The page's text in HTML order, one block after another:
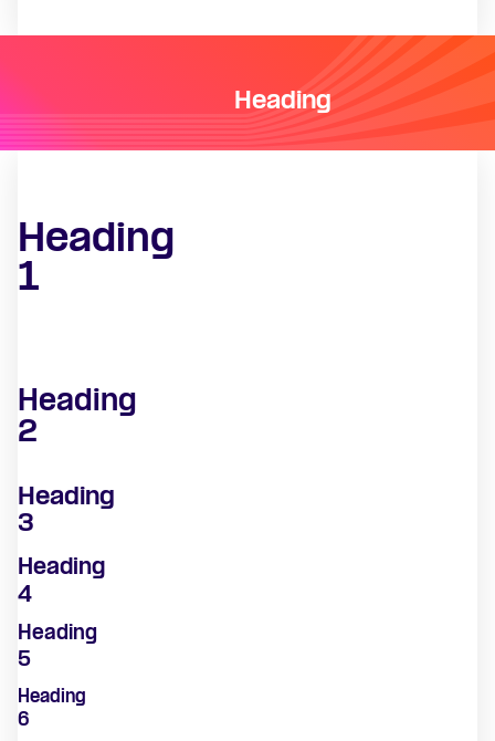
Heading
Heading
1
Heading
2
Heading
3
Heading
4
Heading
5
Heading
6